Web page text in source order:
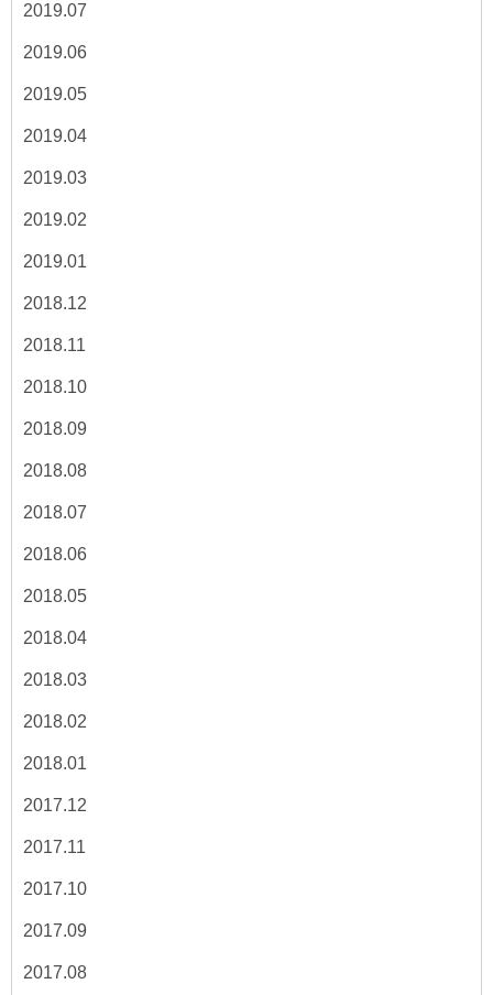
2019.07
2019.06
2019.05
2019.04
2019.03
2019.02
2019.01
2018.12
2018.11
2018.10
2018.09
2018.08
2018.07
2018.06
2018.05
2018.04
2018.03
2018.02
2018.01
2017.12
2017.11
2017.10
2017.09
2017.08